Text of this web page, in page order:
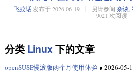
飞蚊话发布于2026-06-19 另请参阅 杂谈,
9021 次阅读
分类 Linux下的文章
openSUSE慢滚版两个月使用体验 ● 2026-05-